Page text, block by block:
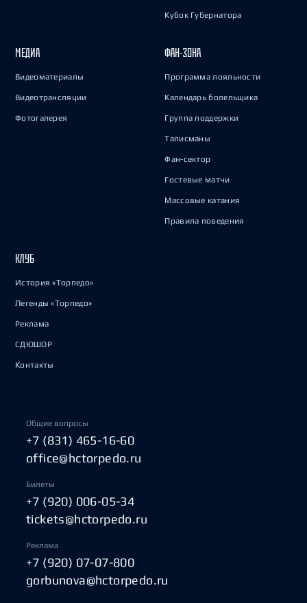
Кубок Губернатора
МЕДИА
Видеоматериалы
Видеотрансляции
Фотогалерея
ФАН-ЗОНА
Программа лояльности
Календарь болельщика
Группа поддержки
Талисманы
Фан-сектор
Гостевые матчи
Массовые катания
Правила поведения
КЛУБ
История «Торпедо»
Легенды «Торпедо»
Реклама
СДЮШОР
Контакты
Общие вопросы
+7 (831) 465-16-60
office@hctorpedo.ru
Билеты
+7 (920) 006-05-34
tickets@hctorpedo.ru
Реклама
+7 (920) 07-07-800
gorbunova@hctorpedo.ru